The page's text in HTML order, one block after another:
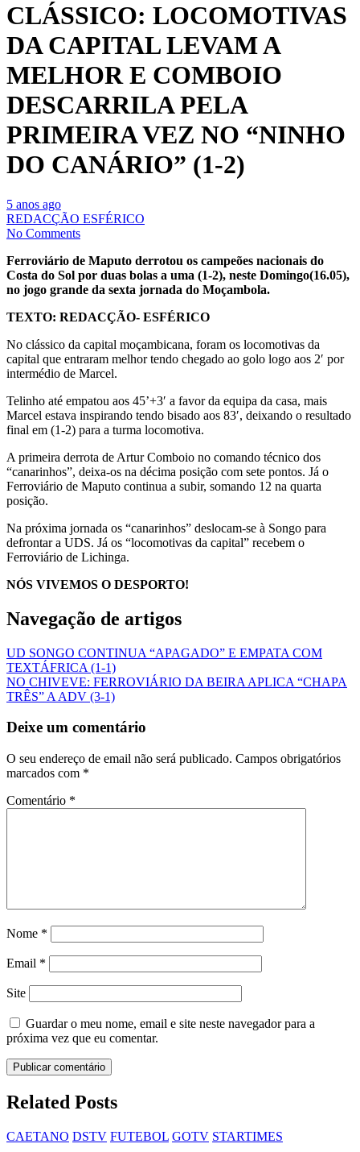
CLÁSSICO: LOCOMOTIVAS
DA CAPITAL LEVAM A
MELHOR E COMBOIO
DESCARRILA PELA
PRIMEIRA VEZ NO “NINHO
DO CANÁRIO” (1-2)
5 anos ago
REDACÇÃO ESFÉRICO
No Comments
Ferroviário de Maputo derrotou os campeões nacionais do
Costa do Sol por duas bolas a uma (1-2), neste Domingo(16.05),
no jogo grande da sexta jornada do Moçambola.
TEXTO: REDACÇÃO- ESFÉRICO
No clássico da capital moçambicana, foram os locomotivas da
capital que entraram melhor tendo chegado ao golo logo aos 2′ por
intermédio de Marcel.
Telinho até empatou aos 45’+3′ a favor da equipa da casa, mais
Marcel estava inspirando tendo bisado aos 83′, deixando o resultado
final em (1-2) para a turma locomotiva.
A primeira derrota de Artur Comboio no comando técnico dos
“canarinhos”, deixa-os na décima posição com sete pontos. Já o
Ferroviário de Maputo continua a subir, somando 12 na quarta
posição.
Na próxima jornada os “canarinhos” deslocam-se à Songo para
defrontar a UDS. Já os “locomotivas da capital” recebem o
Ferroviário de Lichinga.
NÓS VIVEMOS O DESPORTO!
Navegação de artigos
UD SONGO CONTINUA “APAGADO” E EMPATA COM
TEXTÁFRICA (1-1)
NO CHIVEVE: FERROVIÁRIO DA BEIRA APLICA “CHAPA
TRÊS” A ADV (3-1)
Deixe um comentário
O seu endereço de email não será publicado. Campos obrigatórios
marcados com *
Comentário *
Nome *
Email *
Site
Guardar o meu nome, email e site neste navegador para a
próxima vez que eu comentar.
Related Posts
CAETANO DSTV FUTEBOL GOTV STARTIMES